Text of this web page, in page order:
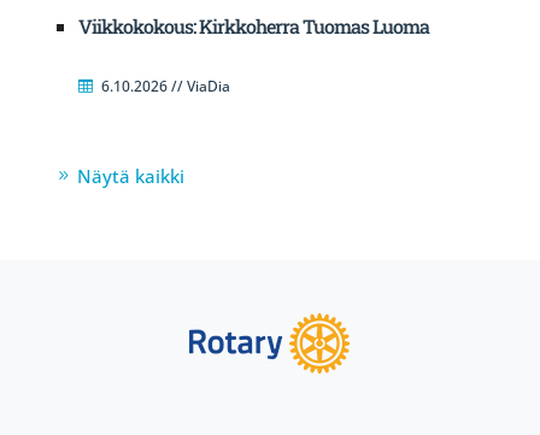
Viikkokokous: Kirkkoherra Tuomas Luoma
6.10.2026 // ViaDia
Näytä kaikki